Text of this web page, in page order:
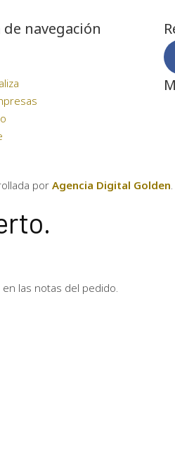
de navegación
por Agencia Digital Golden.
las notas del pedido.